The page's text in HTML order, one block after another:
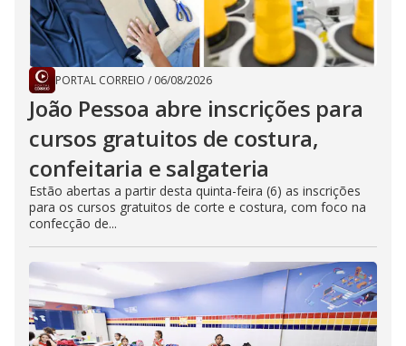
PORTAL CORREIO / 06/08/2026
João Pessoa abre inscrições para
cursos gratuitos de costura,
confeitaria e salgateria
Estão abertas a partir desta quinta-feira (6) as inscrições
para os cursos gratuitos de corte e costura, com foco na
confecção de...